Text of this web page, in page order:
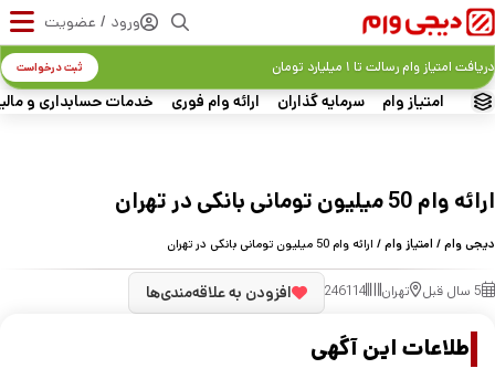
ورود / عضویت
امتیاز وام سرمایه گذاران ارائه وام فوری خدمات حسابداری و
دریافت امتیاز وام رسالت تا ۱ میلیارد تومان ثبت درخواست
ارائه وام 50 میلیون تومانی بانکی در تهران
دیجی وام/ امتیاز وام/ ارائه وام 50 میلیون تومانی بانکی در تهران
5 سال قبل تهران 246114 افزودن به علاقه‌مندی‌ها
اطلاعات این آگهی